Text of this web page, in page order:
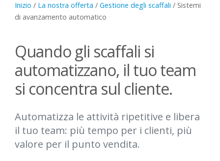
Inizio / La nostra offerta / Gestione degli scaffali / Sistemi
di avanzamento automatico
Quando gli scaffali si
automatizzano, il tuo team
si concentra sul cliente.
Automatizza le attività ripetitive e libera
il tuo team: più tempo per i clienti, più
valore per il punto vendita.